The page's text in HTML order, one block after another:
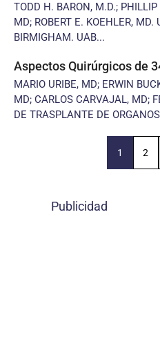
TODD H. BARON, M.D.;
MD; ROBERT E. KOEHLER,
BIRMIGHAM. UAB...
Aspectos Quirúrgicos de
MARIO URIBE, MD; ERWIN
MD; CARLOS CARVAJAL, MD;
DE TRASPLANTE DE
1 2
Publicidad